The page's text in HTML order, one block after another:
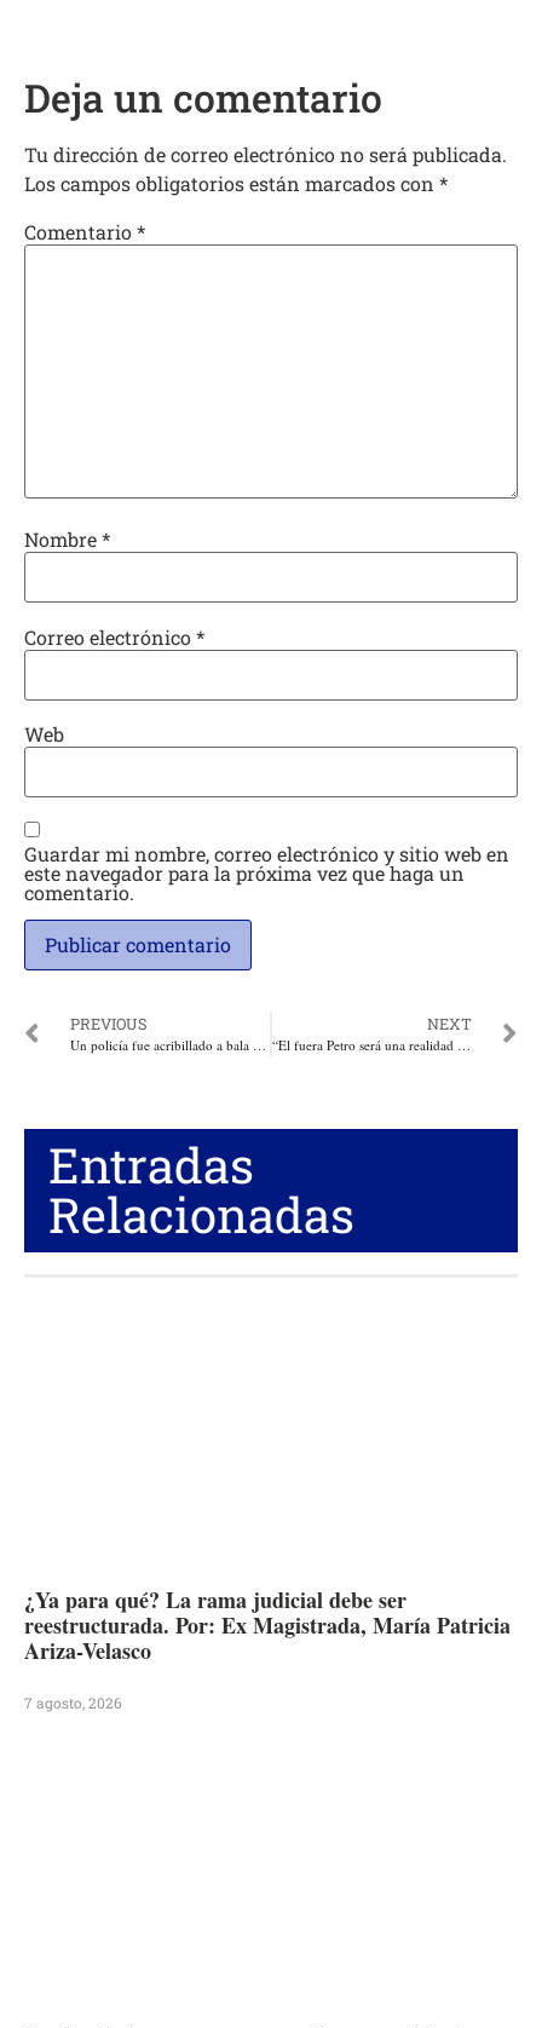
Deja un comentario
Tu dirección de correo electrónico no será publicada.
Los campos obligatorios están marcados con *
Comentario*
Nombre*
Correo electrónico*
Web
Guardar mi nombre, correo electrónico y sitio web en
este navegador para la próxima vez que haga un
comentario.
PREVIOUS
Un policía fue acribillado a bala en Tarazá, mientras tres más resultaron heridos en Remedios, Antioquia. Dos criminales dados de baja
NEXT
“El fuera Petro será una realidad en este 2025”: Abuchaibe. Por: José Manuel Abuchaibe Escolar
Entradas
Relacionadas
¿Ya para qué? La rama judicial debe ser
reestructurada. Por: Ex Magistrada, María Patricia
Ariza-Velasco
7 agosto, 2026